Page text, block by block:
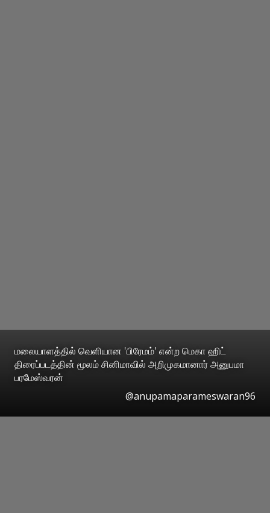
மலையாளத்தில் வெளியான 'பிரேமம்' என்ற மெகா ஹிட்
திரைப்படத்தின் மூலம் சினிமாவில் அறிமுகமானார் அனுபமா
பரமேஸ்வரன்
@anupamaparameswaran96